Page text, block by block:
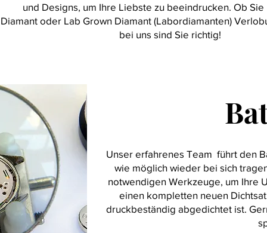
und Designs, um Ihre Liebste zu beeindrucken. Ob Sie
Diamant oder Lab Grown Diamant (Labordiamanten)
bei uns sind Sie richtig!
Unser erfahrenes Team führt den
wie möglich wieder bei sich
notwendigen Werkzeuge, um Ihre
einen kompletten neuen
druckbeständig abgedichtet ist.